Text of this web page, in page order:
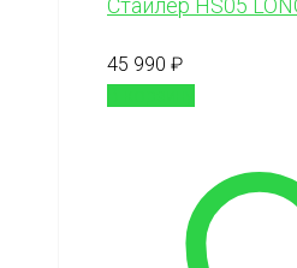
Стайлер HS05
45 990 ₽